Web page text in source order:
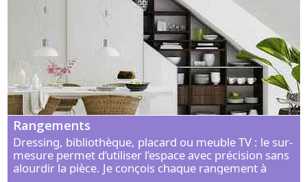
Rangements
Dressing, bibliothèque, placard ou meuble TV : le sur-
mesure permet d’utiliser l’espace avec précision sans
alourdir la pièce. Je conçois chaque rangement à